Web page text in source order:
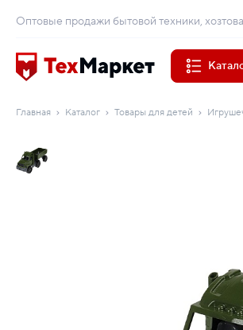
Оптовые продажи бытовой техники,
Главная Каталог Товары для детей